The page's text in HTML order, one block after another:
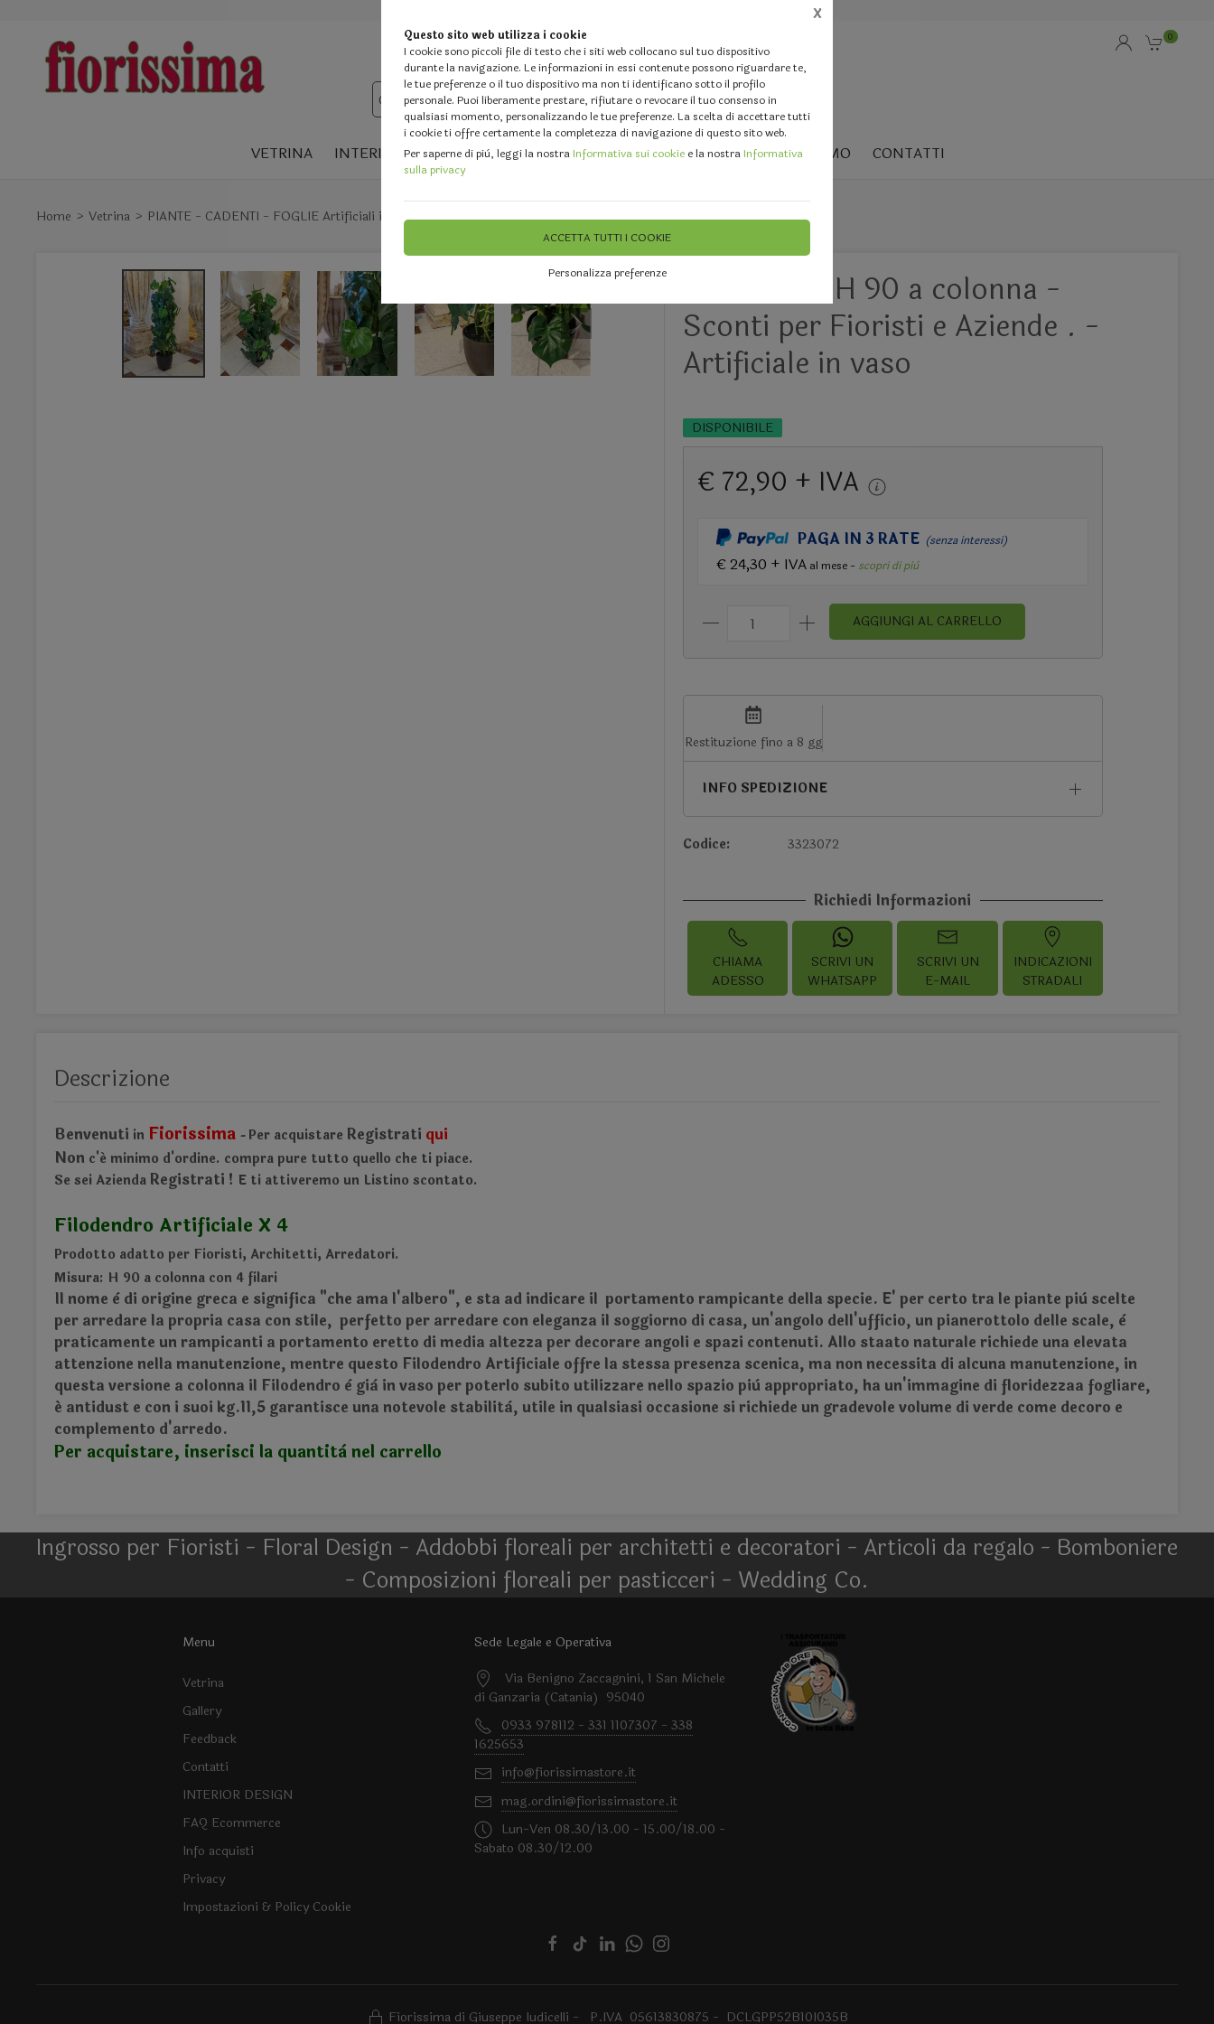
Questo sito web utilizza i cookie
I cookie sono piccoli file di testo che i siti web collocano sul tuo dispositivo
durante la navigazione. Le informazioni in essi contenute possono riguardare te,
le tue preferenze o il tuo dispositivo ma non ti identificano sotto il profilo
personale. Puoi liberamente prestare, rifiutare o revocare il tuo consenso in
qualsiasi momento, personalizzando le tue preferenze. La scelta di accettare tutti
i cookie ti offre certamente la completezza di navigazione di questo sito web.
Per saperne di più, leggi la nostraInformativa sui cookie e la nostraInformativa
sulla privacy
ACCETTA TUTTI I COOKIE
Personalizza preferenze
X
0
VETRINA INTERIOR DESIGN GALLERY DOVE SIAMO FEEDBACK CHI SIAMO CONTATTI
Home Vetrina PIANTE - CADENTI - FOGLIE Artificiali in poliestere e in Plastica Piante Artificiali
Filodendro H 90 a colonna -
Sconti per Fioristi e Aziende . -
Artificiale in vaso
DISPONIBILE
€ 72,90 + IVA
PAGA IN 3 RATE (senza interessi)
€ 24,30 + IVA al mese - scopri di più
AGGIUNGI AL CARRELLO
Restituzione fino a 8 gg
INFO SPEDIZIONE
Codice: 3323072
Richiedi Informazioni
CHIAMA
ADESSO
SCRIVI UN
WHATSAPP
SCRIVI UN
E-MAIL
INDICAZIONI
STRADALI
Descrizione
Benvenuti in Fiorissima - Per acquistare Registrati qui
Non c'é minimo d'ordine. compra pure tutto quello che ti piace.
Se sei Azienda Registrati ! E ti attiveremo un Listino scontato.
Filodendro Artificiale X 4
Prodotto adatto per Fioristi, Architetti, Arredatori.
Misura: H 90 a colonna con 4 filari
Il nome è di origine greca e significa "che ama l'albero", e sta ad indicare il portamento rampicante della specie. E' per certo tra le piante più scelte
per arredare la propria casa con stile, perfetto per arredare con eleganza il soggiorno di casa, un'angolo dell'ufficio, un pianerottolo delle scale, è
praticamente un rampicanti a portamento eretto di media altezza per decorare angoli e spazi contenuti. Allo staato naturale richiede una elevata
attenzione nella manutenzione, mentre questo Filodendro Artificiale offre la stessa presenza scenica, ma non necessita di alcuna manutenzione, in
questa versione a colonna il Filodendro è già in vaso per poterlo subito utilizzare nello spazio più appropriato, ha un'immagine di floridezzaa fogliare,
é antidust e con i suoi kg.11,5 garantisce una notevole stabilità, utile in qualsiasi occasione si richiede un gradevole volume di verde come decoro e
complemento d'arredo.
Per acquistare, inserisci la quantità nel carrello
Ingrosso per Fioristi - Floral Design - Addobbi floreali per architetti e decoratori - Articoli da regalo - Bomboniere
- Composizioni floreali per pasticceri - Wedding Co.
Menu
Vetrina
Gallery
Feedback
Contatti
INTERIOR DESIGN
FAQ Ecommerce
Info acquisti
Privacy
Impostazioni & Policy Cookie
Sede Legale e Operativa
Via Benigno Zaccagnini, 1 San Michele
di Ganzaria (Catania) 95040
0933 978112 - 331 1107307 - 338
1625653
info@fiorissimastore.it
mag.ordini@fiorissimastore.it
Lun-Ven 08.30/13.00 - 15.00/18.00 -
Sabato 08.30/12.00
Fiorissima di Giuseppe Iudicelli - P.IVA 05613830875 - DCLGPP52B10I035B